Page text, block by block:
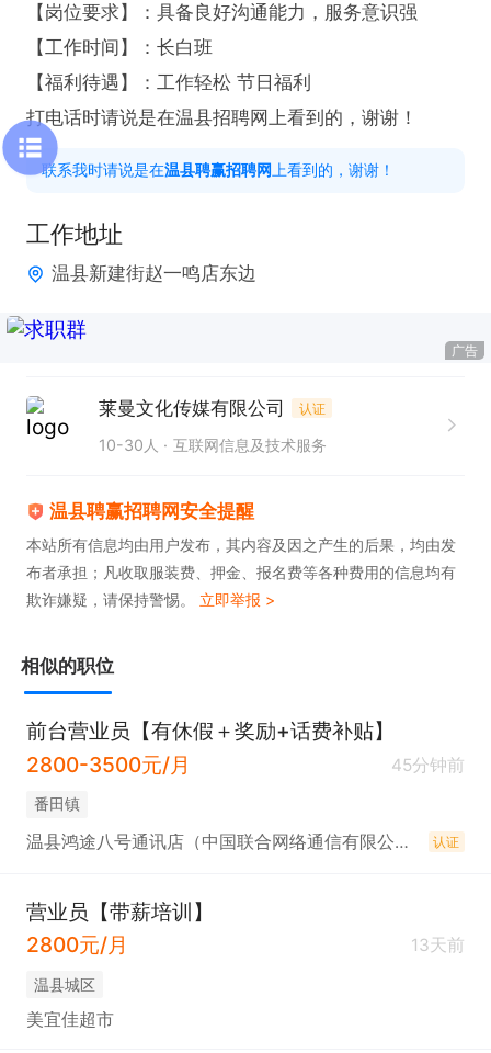
【岗位要求】：具备良好沟通能力，服务意识强
【工作时间】：长白班
【福利待遇】：工作轻松 节日福利
打电话时请说是在温县招聘网上看到的，谢谢！
联系我时请说是在温县聘赢招聘网 上看到的，谢谢！
工作地址
温县新建街赵一鸣店东边
广告
莱曼文化传媒有限公司 认证
10-30人 互联网信息及技术服务
温县聘赢招聘网安全提醒
本站所有信息均由用户发布，其内容及因之产生的后果，均由发
布者承担；凡收取服装费、押金、报名费等各种费用的信息均有
欺诈嫌疑，请保持警惕。 立即举报 >
相似的职位
前台营业员【有休假＋奖励+话费补贴】
2800-3500元/月
45分钟前
番田镇
温县鸿途八号通讯店（中国联合网络通信有限公司温县分公司） 认证
营业员【带薪培训】
2800元/月
13天前
温县城区
美宜佳超市